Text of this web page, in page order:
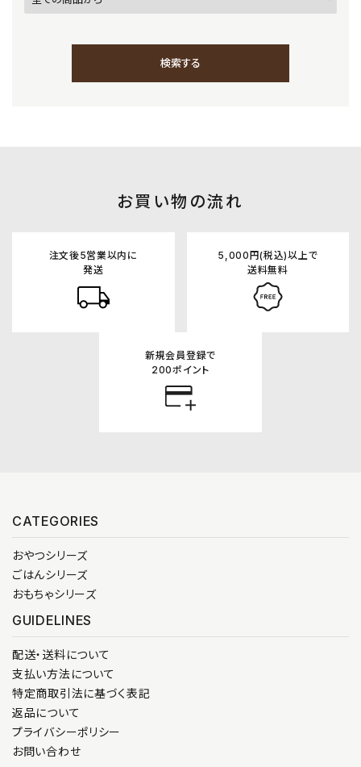
検索する
カテゴリー
お買い物の流れ
注文後5営業以内に
発送
5,000円(税込)以上で
送料無料
新規会員登録で
200ポイント
CATEGORIES
おやつシリーズ
ごはんシリーズ
おもちゃシリーズ
GUIDELINES
配送・送料について
支払い方法について
特定商取引法に基づく表記
返品について
プライバシーポリシー
お問い合わせ